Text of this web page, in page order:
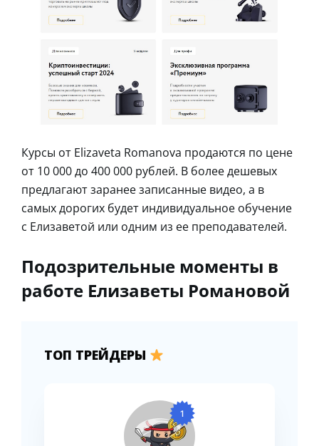
Курсы от Elizaveta Romanova продаются по цене
от 10 000 до 400 000 рублей. В более дешевых
предлагают заранее записанные видео, а в
самых дорогих будет индивидуальное обучение
с Елизаветой или одним из ее преподавателей.
Подозрительные моменты в
работе Елизаветы Романовой
ТОП ТРЕЙДЕРЫ
1